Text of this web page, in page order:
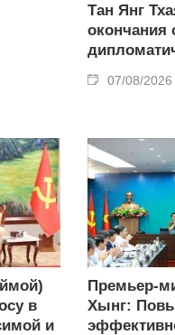
Тан Янг
окончания
07/08/2026
в
и
Премьер-
Хынг: